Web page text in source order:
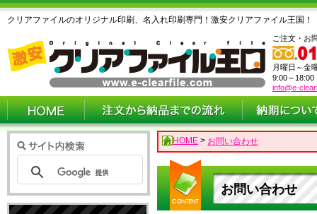
クリアファイルのオリジナル印刷、名入れ印刷専門！激安クリアファイル王国！
ご注文・お
月曜日～金
9:00～18:00
info@e-
HOME > お問い合わせ
お問い合わせ